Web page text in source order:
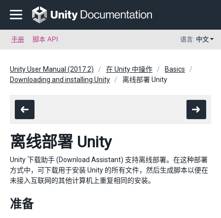
手册 脚本 API 语言: 中文
Unity User Manual (2017.2) 在 Unity 中操作
Basics
Downloading and installing Unity
离线部署 Unity
离线部署 Unity
Unity 下载助手 (Download Assistant) 支持离线部署。在这种部署
方式中，可下载用于安装 Unity 的所有文件，然后生成脚本以便在
未接入互联网的其他计算机上重复相同的安装。
准备